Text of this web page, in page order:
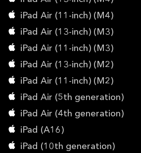
iPad Air (11-inch) (M4)
iPad Air (13-inch) (M3)
iPad Air (11-inch) (M3)
iPad Air (13-inch) (M2)
iPad Air (11-inch) (M2)
iPad Air (5th generation)
iPad Air (4th generation)
iPad (A16)
iPad (10th generation)